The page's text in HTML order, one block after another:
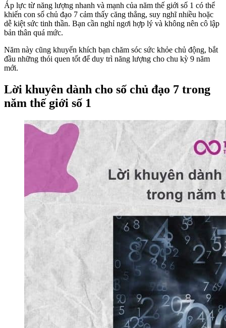
Áp lực từ năng lượng nhanh và mạnh của năm thế giới số 1 có thể
khiến con số chủ đạo 7 cảm thấy căng thẳng, suy nghĩ nhiều hoặc
dễ kiệt sức tinh thần. Bạn cần nghỉ ngơi hợp lý và không nên cô lập
bản thân quá mức.
Năm này cũng khuyến khích bạn chăm sóc sức khỏe chủ động, bắt
đầu những thói quen tốt để duy trì năng lượng cho chu kỳ 9 năm
mới.
Lời khuyên dành cho số chủ đạo 7 trong
năm thế giới số 1